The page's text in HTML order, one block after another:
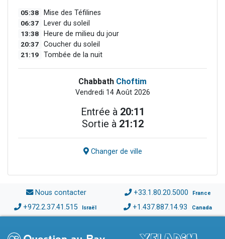
05:38 Mise des Téfilines
06:37 Lever du soleil
13:38 Heure de milieu du jour
20:37 Coucher du soleil
21:19 Tombée de la nuit
Chabbath Choftim
Vendredi 14 Août 2026
Entrée à 20:11
Sortie à 21:12
Changer de ville
Nous contacter +33.1.80.20.5000 France
+972.2.37.41.515 Israël +1.437.887.14.93 Canada